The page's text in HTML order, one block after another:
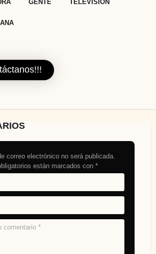
GENTE TELEVISIÓN
correo electrónico no será publicada.
están marcados con *